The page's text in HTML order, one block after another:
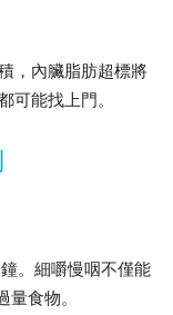
，內臟脂肪超標將
可能找上門。
。細嚼慢咽不僅能
食物。